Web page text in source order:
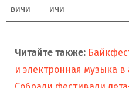
вичи
ичи
Читайте также:
и электронная музыка